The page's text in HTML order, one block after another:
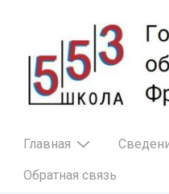
основному
содержимому
Основная
Главная
Обратная связь